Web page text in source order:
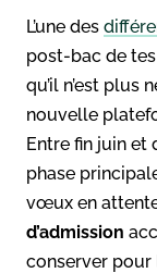
L’une des
post-bac de
qu’il n’est plus
nouvelle
Entre fin juin et
phase
vœux en
d’admission
conserver pour